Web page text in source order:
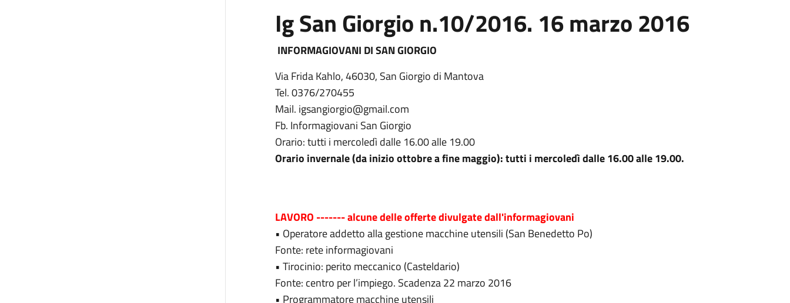
Ig San Giorgio n.10/2016. 16 marzo 2016
INFORMAGIOVANI DI SAN GIORGIO
Via Frida Kahlo, 46030, San Giorgio di Mantova
Tel. 0376/270455
Mail. igsangiorgio@gmail.com
Fb. Informagiovani San Giorgio
Orario: tutti i mercoledì dalle 16.00 alle 19.00
Orario invernale (da inizio ottobre a fine maggio): tutti i mercoledì dalle 16.00 alle 19.00.
LAVORO ------- alcune delle offerte divulgate dall'informagiovani
• Operatore addetto alla gestione macchine utensili (San Benedetto Po)
Fonte: rete informagiovani
• Tirocinio: perito meccanico (Casteldario)
Fonte: centro per l’impiego. Scadenza 22 marzo 2016
• Programmatore macchine utensili